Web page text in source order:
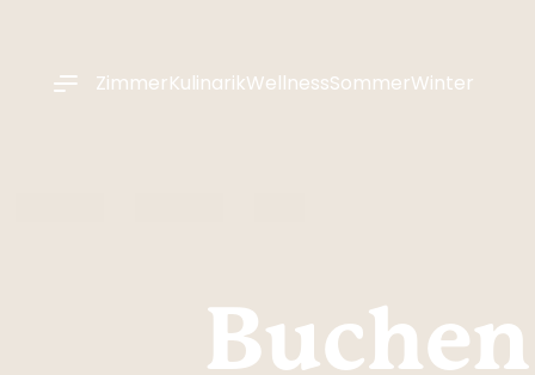
ZimmerKulinarikWellnessSommerWinter
Buchen